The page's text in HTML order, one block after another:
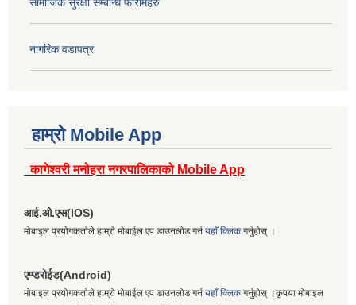
नागरिक वडापत्र
हाम्रो Mobile App
कागेश्वरी मनोहरा नगरपालिकाको Mobile App
आई.ओ.एस(IOS)
मोबाइल प्रयोगकर्ताले हाम्रो मोबाईल एप डाउनलोड गर्न यहाँ क्लिक गर्नुहोस् ।
एण्डरोईड(Android)
मोबाइल प्रयोगकर्ताले हाम्रो मोबाईल एप डाउनलोड गर्न यहाँ क्लिक गर्नुहोस् ।कृपया मोबाइल